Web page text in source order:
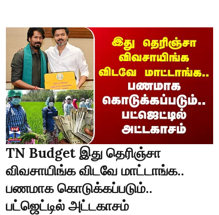
TN Budget இது தெரிஞ்சா
விவசாயிங்க விடவே மாட்டாங்க..
பணமாக கொடுக்கப்படும்..
பட்ஜெட்டில் அட்டகாசம்